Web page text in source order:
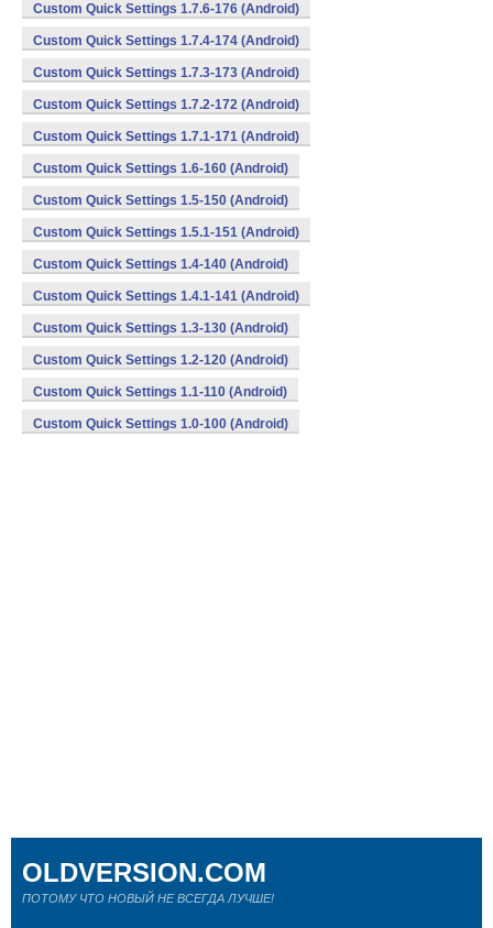
Custom Quick Settings 1.7.6-176 (Android)
Custom Quick Settings 1.7.4-174 (Android)
Custom Quick Settings 1.7.3-173 (Android)
Custom Quick Settings 1.7.2-172 (Android)
Custom Quick Settings 1.7.1-171 (Android)
Custom Quick Settings 1.6-160 (Android)
Custom Quick Settings 1.5-150 (Android)
Custom Quick Settings 1.5.1-151 (Android)
Custom Quick Settings 1.4-140 (Android)
Custom Quick Settings 1.4.1-141 (Android)
Custom Quick Settings 1.3-130 (Android)
Custom Quick Settings 1.2-120 (Android)
Custom Quick Settings 1.1-110 (Android)
Custom Quick Settings 1.0-100 (Android)
OLDVERSION.COM
ПОТОМУ ЧТО НОВЫЙ НЕ ВСЕГДА ЛУЧШЕ!